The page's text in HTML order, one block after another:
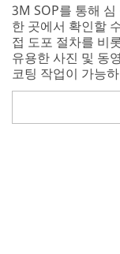
3M SOP를 통해
한 곳에서 확인할
접 도포 절차를 비
유용한 사진 및 동
코팅 작업이 가능